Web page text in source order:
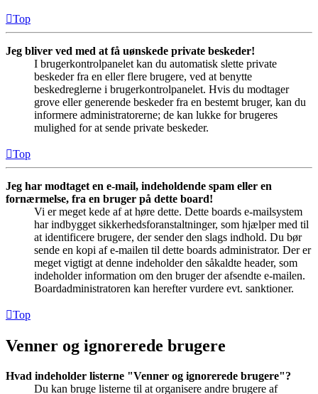
Top
Jeg bliver ved med at få uønskede private beskeder!
I brugerkontrolpanelet kan du automatisk slette private
beskeder fra en eller flere brugere, ved at benytte
beskedreglerne i brugerkontrolpanelet. Hvis du modtager
grove eller generende beskeder fra en bestemt bruger, kan du
informere administratorerne; de kan lukke for brugeres
mulighed for at sende private beskeder.
Top
Jeg har modtaget en e-mail, indeholdende spam eller en
fornærmelse, fra en bruger på dette board!
Vi er meget kede af at høre dette. Dette boards e-mailsystem
har indbygget sikkerhedsforanstaltninger, som hjælper med til
at identificere brugere, der sender den slags indhold. Du bør
sende en kopi af e-mailen til dette boards administrator. Der er
meget vigtigt at denne indeholder den såkaldte header, som
indeholder information om den bruger der afsendte e-mailen.
Boardadministratoren kan herefter vurdere evt. sanktioner.
Top
Venner og ignorerede brugere
Hvad indeholder listerne "Venner og ignorerede brugere"?
Du kan bruge listerne til at organisere andre brugere af